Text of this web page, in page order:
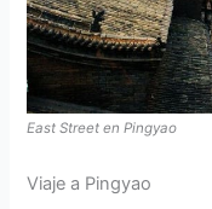
East Street en Pingyao
Viaje a Pingyao